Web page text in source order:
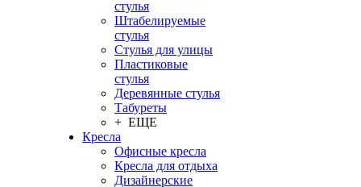
стулья
Штабелируемые
стулья
Стулья для улицы
Пластиковые
стулья
Деревянные стулья
Табуреты
+ ЕЩЕ
Кресла
Офисные кресла
Кресла для отдыха
Дизайнерские